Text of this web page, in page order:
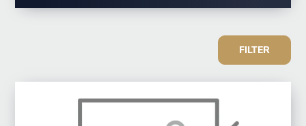
FILTER